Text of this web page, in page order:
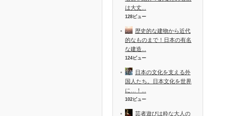
は大丈...
128ビュー
歴史的な建物から近代
的なものまで！日本の有名
な建造...
124ビュー
日本の文化を支える外
国人たち。日本文化を世界
に…！...
102ビュー
芸者遊びは粋な大人の